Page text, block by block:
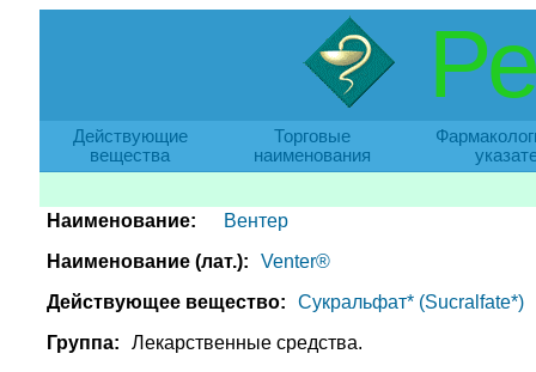
Действующие
вещества
Торговые
наименования
Наименование:
Вентер
Наименование (лат.):
Venter®
Действующее вещество:
Сукральфат* (Sucralfate*)
Группа:
Лекарственные средства.